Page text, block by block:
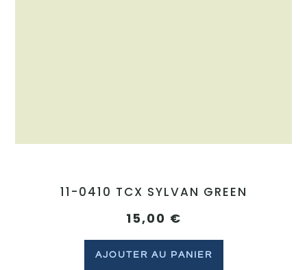
11-0410 TCX SYLVAN GREEN
15,00 €
AJOUTER AU PANIER